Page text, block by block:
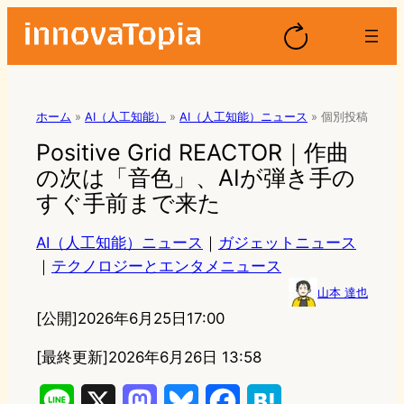
ホーム » AI（人工知能） » AI（人工知能）ニュース » 個別投稿
Positive Grid REACTOR｜作曲
の次は「音色」、AIが弾き手の
すぐ手前まで来た
AI（人工知能）ニュース ｜ ガジェットニュース
｜ テクノロジーとエンタメニュース
山本 達也
[公開]2026年6月25日17:00
[最終更新]2026年6月26日 13:58